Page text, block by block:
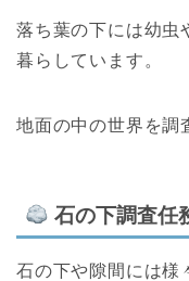
落ち葉の下には幼虫
暮らしています。
地面の中の世界を調
石の下調査任
石の下や隙間には様